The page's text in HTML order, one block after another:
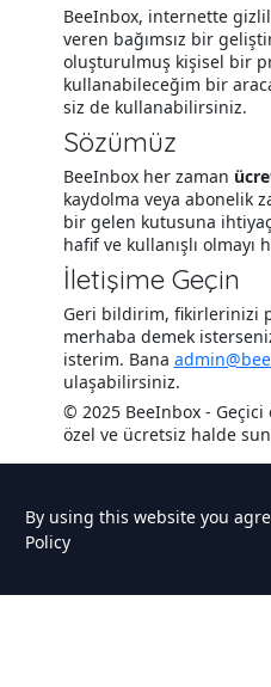
BeeInbox, internette
veren bağımsız bir
oluşturulmuş kişisel bir
kullanabileceğim bir
siz de kullanabilirsiniz.
Sözümüz
BeeInbox her zaman
kaydolma veya abonelik
bir gelen kutusuna
hafif ve kullanışlı olmayı
İletişime Geçin
Geri bildirim, fikirlerinizi
merhaba demek
isterim. Bana
ulaşabilirsiniz.
© 2025 BeeInbox -
özel ve ücretsiz halde
By using this website you
Policy